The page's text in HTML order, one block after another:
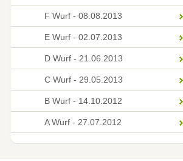
F Wurf - 08.08.2013
E Wurf - 02.07.2013
D Wurf - 21.06.2013
C Wurf - 29.05.2013
B Wurf - 14.10.2012
A Wurf - 27.07.2012